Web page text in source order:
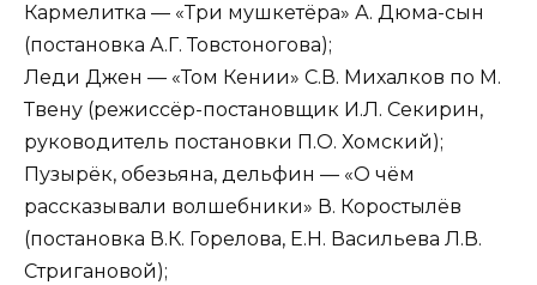
Кармелитка — «Три мушкетёра» А. Дюма-сын
(постановка А.Г. Товстоногова);
Леди Джен — «Том Кении» С.В. Михалков по М.
Твену (режиссёр-постановщик И.Л. Секирин,
руководитель постановки П.О. Хомский);
Пузырёк, обезьяна, дельфин — «О чём
рассказывали волшебники» В. Коростылёв
(постановка В.К. Горелова, Е.Н. Васильева Л.В.
Стригановой);